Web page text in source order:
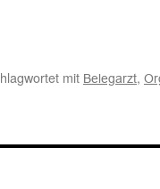
mit Belegarzt,